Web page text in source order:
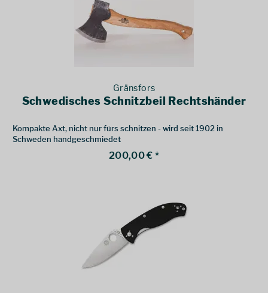
Gränsfors
Schwedisches Schnitzbeil Rechtshänder
Kompakte Axt, nicht nur fürs schnitzen - wird seit 1902 in
Schweden handgeschmiedet
200,00 € *